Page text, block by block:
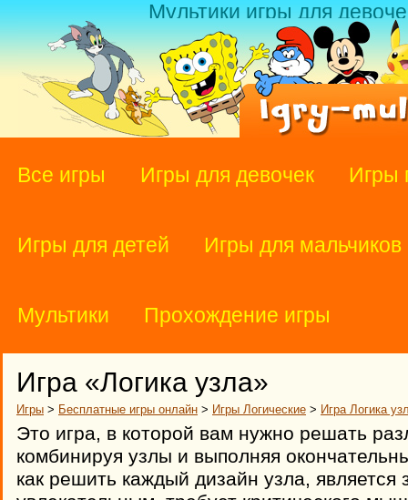
Мультики игры для
Все игры Игры для девочек Игры
Игры для детей Игры для мальчиков
Мультики Прохождение игры
Игра «Логика узла»
Игры > Бесплатные игры онлайн > Игры Логические > Игра Логика
Это игра, в которой вам нужно решать
комбинируя узлы и выполняя
как решить каждый дизайн узла,